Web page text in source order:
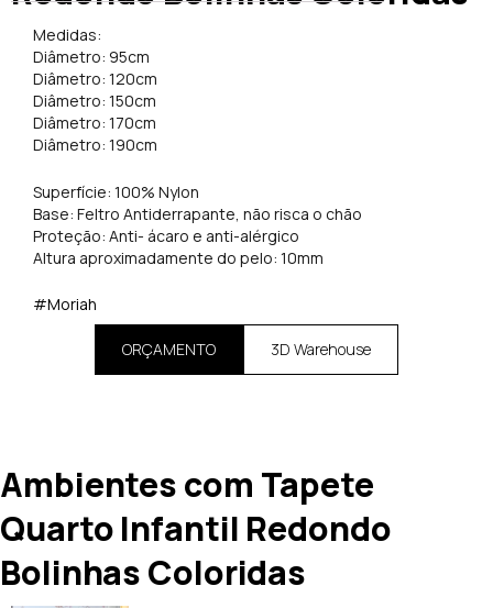
Medidas:
Diâmetro: 95cm
Diâmetro: 120cm
Diâmetro: 150cm
Diâmetro: 170cm
Diâmetro: 190cm
Superfície: 100% Nylon
Base: Feltro Antiderrapante, não risca o chão
Proteção: Anti- ácaro e anti-alérgico
Altura aproximadamente do pelo: 10mm
#Moriah
ORÇAMENTO 3D Warehouse
Ambientes com Tapete
Quarto Infantil Redondo
Bolinhas Coloridas